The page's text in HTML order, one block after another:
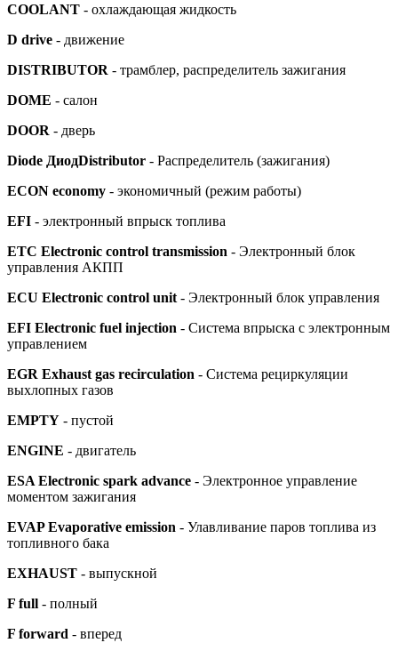
COOLANT - охлаждающая жидкость
D drive - движение
DISTRIBUTOR - трамблер, распределитель зажигания
DOME - салон
DOOR - дверь
Diode ДиодDistributor - Распределитель (зажигания)
ECON economy - экономичный (режим работы)
EFI - электронный впрыск топлива
ETC Electronic control transmission - Электронный блок
управления АКПП
ECU Electronic control unit - Электронный блок управления
EFI Electronic fuel injection - Система впрыска с электронным
управлением
EGR Exhaust gas recirculation - Система рециркуляции
выхлопных газов
EMPTY - пустой
ENGINE - двигатель
ESA Electronic spark advance - Электронное управление
моментом зажигания
EVAP Evaporative emission - Улавливание паров топлива из
топливного бака
EXHAUST - выпускной
F full - полный
F forward - вперед